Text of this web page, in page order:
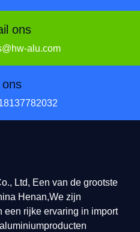
ons
alu.com
ons
Ltd, Een van de grootste
Henan,We zijn
een rijke ervaring in import